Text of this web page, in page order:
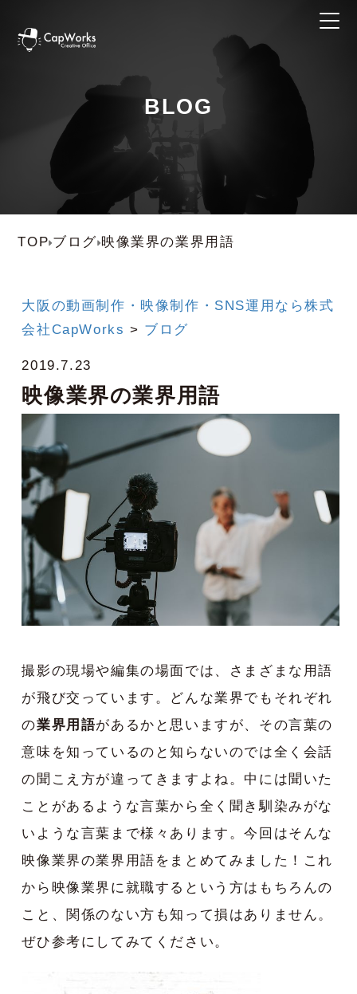
BLOG
TOP ブログ 映像業界の業界用語
大阪の動画制作・映像制作・SNS運用なら株式
会社CapWorks > ブログ
2019.7.23
映像業界の業界用語
撮影の現場や編集の場面では、さまざまな用語
が飛び交っています。どんな業界でもそれぞれ
の業界用語があるかと思いますが、その言葉の
意味を知っているのと知らないのでは全く会話
の聞こえ方が違ってきますよね。中には聞いた
ことがあるような言葉から全く聞き馴染みがな
いような言葉まで様々あります。今回はそんな
映像業界の業界用語をまとめてみました！これ
から映像業界に就職するという方はもちろんの
こと、関係のない方も知って損はありません。
ぜひ参考にしてみてください。